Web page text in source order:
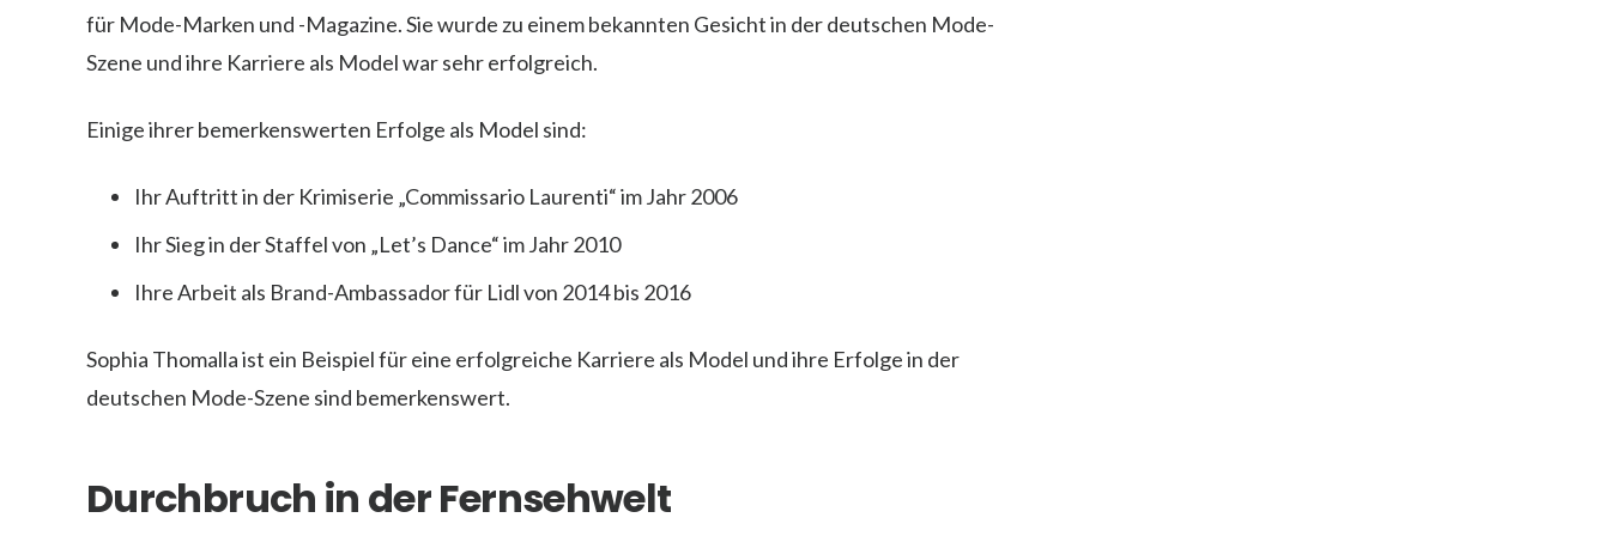
für Mode-Marken und -Magazine. Sie wurde zu einem bekannten Gesicht in der deutschen Mode-
Szene und ihre Karriere als Model war sehr erfolgreich.
Einige ihrer bemerkenswerten Erfolge als Model sind:
Ihr Auftritt in der Krimiserie „Commissario Laurenti“ im Jahr 2006
Ihr Sieg in der Staffel von „Let’s Dance“ im Jahr 2010
Ihre Arbeit als Brand-Ambassador für Lidl von 2014 bis 2016
Sophia Thomalla ist ein Beispiel für eine erfolgreiche Karriere als Model und ihre Erfolge in der
deutschen Mode-Szene sind bemerkenswert.
Durchbruch in der Fernsehwelt